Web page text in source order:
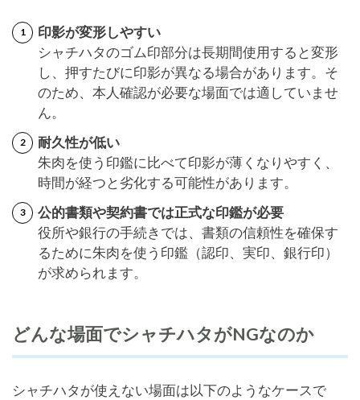
印影が変形しやすい
シャチハタのゴム印部分は長期間使用すると変形
し、押すたびに印影が異なる場合があります。そ
のため、本人確認が必要な場面では適していませ
ん。
耐久性が低い
朱肉を使う印鑑に比べて印影が薄くなりやすく、
時間が経つと劣化する可能性があります。
公的書類や契約書では正式な印鑑が必要
役所や銀行の手続きでは、書類の信頼性を確保す
るために朱肉を使う印鑑（認印、実印、銀行印）
が求められます。
どんな場面でシャチハタがNGなのか
シャチハタが使えない場面は以下のようなケースで